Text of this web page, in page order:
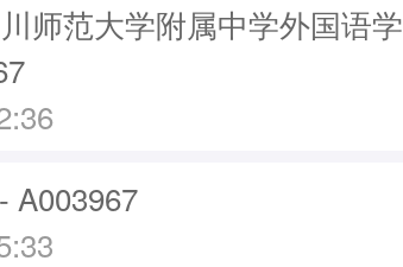
师范大学附属中学外国语学
A003967